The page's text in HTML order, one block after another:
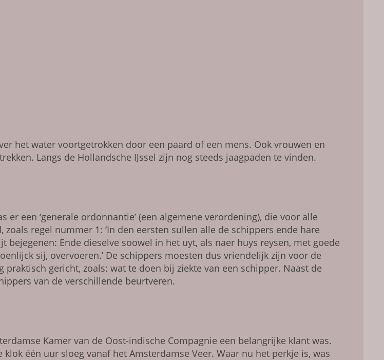
het water voortgetrokken door een paard of een mens. Ook vrouwen en
Langs de Hollandsche IJssel zijn nog steeds jaagpaden te vinden.
een ‘genera­le ordonnan­tie’ (een algemene verordening), die voor alle
regel nummer 1: ‘In den eersten sullen alle de schippers ende hare
Ende dieselve soowel in het uyt, als naer huys rey­sen, met goede
sij, over­voeren.’ De schippers moesten dus vriendelijk zijn voor de
gericht, zoals: wat te doen bij ziekte van een schipper. Naast de
van de verschillende beurtveren.
Kamer van de Oost-indische Compagnie een belangrijke klant was.
één uur sloeg vanaf het Amsterdamse Veer. Waar nu het perkje is, was